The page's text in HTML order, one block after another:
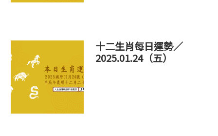
十二生肖每日運勢／
2025.01.24（五）